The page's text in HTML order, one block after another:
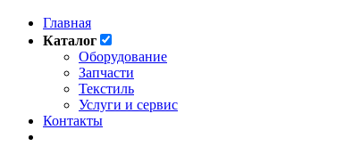
Главная
Каталог
Оборудование
Запчасти
Текстиль
Услуги и сервис
Контакты